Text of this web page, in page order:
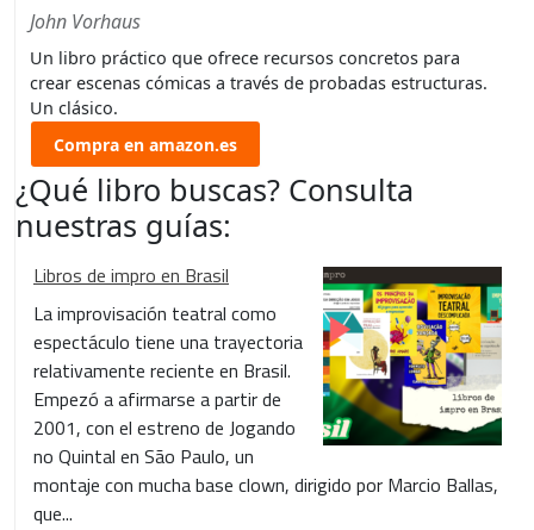
John Vorhaus
Un libro práctico que ofrece recursos concretos para
crear escenas cómicas a través de probadas estructuras.
Un clásico.
Compra en amazon.es
¿Qué libro buscas? Consulta
nuestras guías:
Libros de impro en Brasil
La improvisación teatral como
espectáculo tiene una trayectoria
relativamente reciente en Brasil.
Empezó a afirmarse a partir de
2001, con el estreno de Jogando
no Quintal en São Paulo, un
montaje con mucha base clown, dirigido por Marcio Ballas,
que...